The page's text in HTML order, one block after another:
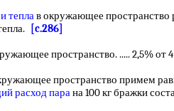
теплав окружающее пространство
[c.286]
пространство. ..... 2,5% от
пространство примем
расход парана 100 кг бражки